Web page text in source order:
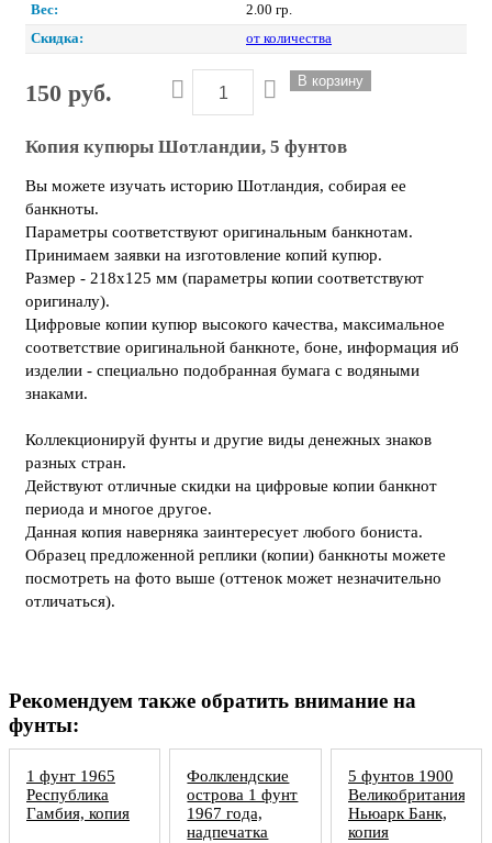
Вес:
2.00 гр.
Скидка:
от количества
150 руб.
Копия купюры Шотландии, 5 фунтов
Вы можете изучать историю Шотландия, собирая ее
банкноты.
Параметры соответствуют оригинальным банкнотам.
Принимаем заявки на изготовление копий купюр.
Размер - 218х125 мм (параметры копии соответствуют
оригиналу).
Цифровые копии купюр высокого качества, максимальное
соответствие оригинальной банкноте, боне, информация иб
изделии - специально подобранная бумага с водяными
знаками.
Коллекционируй фунты и другие виды денежных знаков
разных стран.
Действуют отличные скидки на цифровые копии банкнот
периода и многое другое.
Данная копия наверняка заинтересует любого бониста.
Образец предложенной реплики (копии) банкноты можете
посмотреть на фото выше (оттенок может незначительно
отличаться).
Рекомендуем также обратить внимание на
фунты:
1 фунт 1965
Республика
Гамбия, копия
Фолклендские
острова 1 фунт
1967 года,
надпечатка
5 фунтов 1900
Великобритания
Ньюарк Банк,
копия